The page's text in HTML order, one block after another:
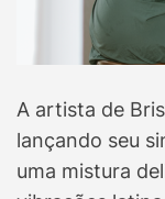
A artista de
lançando seu
uma mistura